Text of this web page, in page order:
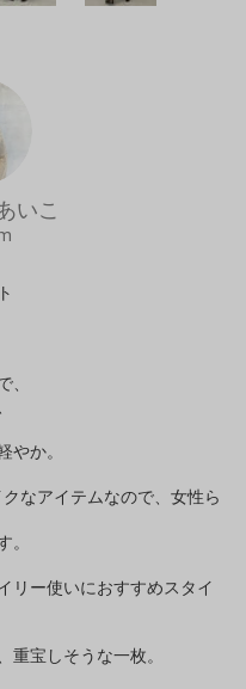
いこ
、
やか。
なアイテムなので、女性ら
。
リー使いにおすすめスタイ
重宝しそうな一枚。